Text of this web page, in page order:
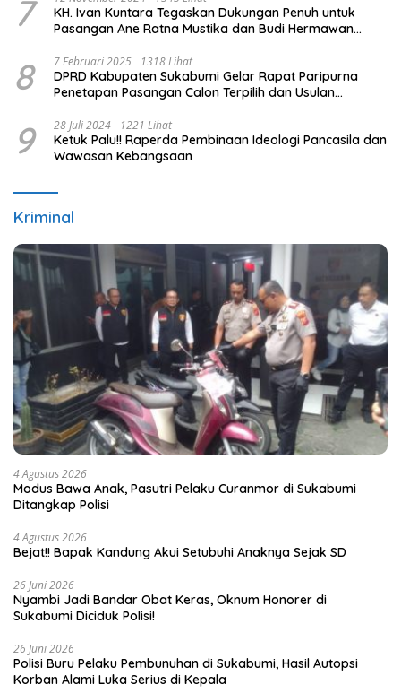
7
KH. Ivan Kuntara Tegaskan Dukungan Penuh untuk
Pasangan Ane Ratna Mustika dan Budi Hermawan
8 7 Februari 2025 1318 Lihat
DPRD Kabupaten Sukabumi Gelar Rapat Paripurna
Penetapan Pasangan Calon Terpilih dan Usulan
9 28 Juli 2024 1221 Lihat
Ketuk Palu!! Raperda Pembinaan Ideologi Pancasila dan
Wawasan Kebangsaan
Kriminal
4 Agustus 2026
Modus Bawa Anak, Pasutri Pelaku Curanmor di Sukabumi
Ditangkap Polisi
4 Agustus 2026
Bejat!! Bapak Kandung Akui Setubuhi Anaknya Sejak SD
26 Juni 2026
Nyambi Jadi Bandar Obat Keras, Oknum Honorer di
Sukabumi Diciduk Polisi!
26 Juni 2026
Polisi Buru Pelaku Pembunuhan di Sukabumi, Hasil Autopsi
Korban Alami Luka Serius di Kepala